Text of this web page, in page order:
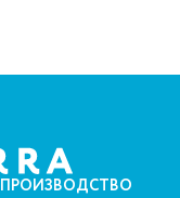
ПРОИЗВОДСТВО